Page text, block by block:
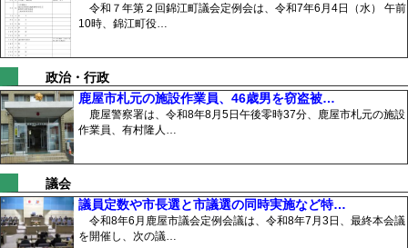
令和７年第２回錦江町議会定例会は、令和7年6月4日（水） 午前
10時、錦江町役…
政治・行政
鹿屋市札元の施設作業員、46歳男を窃盗被…
鹿屋警察署は、令和8年8月5日午後零時37分、鹿屋市札元の施設
作業員、有村隆人…
議会
議員定数や市長選と市議選の同時実施など特…
令和8年6月鹿屋市議会定例会議は、令和8年7月3日、最終本会議
を開催し、次の議…